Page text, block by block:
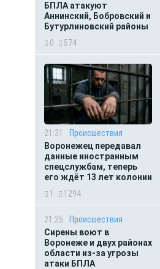
БПЛА атакуют
Аннинский, Бобровский и
Бутурлиновский районы
0
574
21:31
Происшествия
Воронежец передавал
данные иностранным
спецслужбам, теперь
его ждёт 13 лет колонии
1
1294
21:25
Происшествия
Сирены воют в
Воронеже и двух районах
области из-за угрозы
атаки БПЛА